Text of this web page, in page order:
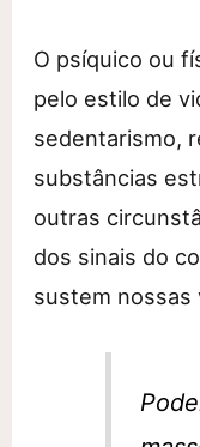
O psíquico ou
pelo estilo de
sedentarismo,
substâncias
outras
dos sinais do
sustem nossas